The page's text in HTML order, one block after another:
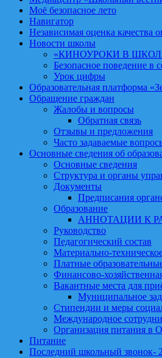
Моё безопасное лето
Навигатор
Независимая оценка качества
Новости школы
«КИНОУРОКИ В
Безопасное поведение в
Урок цифры
Образовательная платформа
Обращение граждан
Жалобы и вопросы
Обратная связь
Отзывы и предложения
Часто задаваемые
Основные сведения об
Основные сведения
Структура и органы
Документы
Предписания
Образование
АННОТАЦИИ К
Руководство
Педагогический состав
Материально-
Платные
Финансово-
Вакантные места для
Муниципальное
Стипендии и меры
Международное
Организация питания в
Питание
Последний школьный звонок-